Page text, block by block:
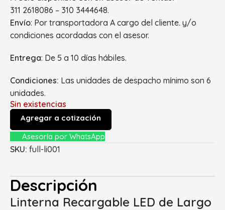
311 2618086 – 310 3444648.
Envío: Por transportadora A cargo del cliente. y/o
condiciones acordadas con el asesor.
Entrega: De 5 a 10 días hábiles.
Condiciones: Las unidades de despacho mínimo son 6
unidades.
Sin existencias
Agregar a cotización
Asesoría por WhatsApp
SKU: full-li001
Descripción
Linterna Recargable LED de Largo